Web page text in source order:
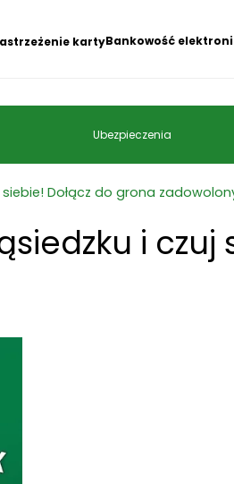
kartyBankowość
Ubezpieczenia
Dołącz do grona
i czuj